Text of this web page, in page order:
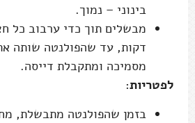
בינוני – נמוך.
דקות, עד שהפולנטה שותה
מסמיכה ומתקבלת דייסה.
לפטריות:
בזמן שהפולנטה מתבשלת,